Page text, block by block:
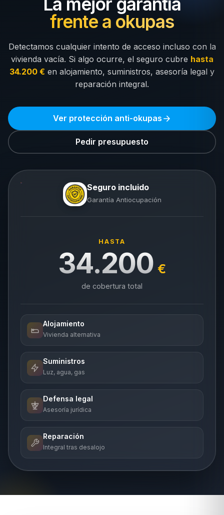
frente a okupas
Detectamos cualquier intento de acceso incluso con la
vivienda vacía. Si algo ocurre, el seguro cubre hasta
34.200 € en alojamiento, suministros, asesoría legal y
reparación integral.
Ver protección anti-okupas
Pedir presupuesto
Seguro incluido
Garantía Antiocupación
HASTA
34.200 €
de cobertura total
Alojamiento
Vivienda alternativa
Suministros
Luz, agua, gas
Defensa legal
Asesoría jurídica
Reparación
Integral tras desalojo